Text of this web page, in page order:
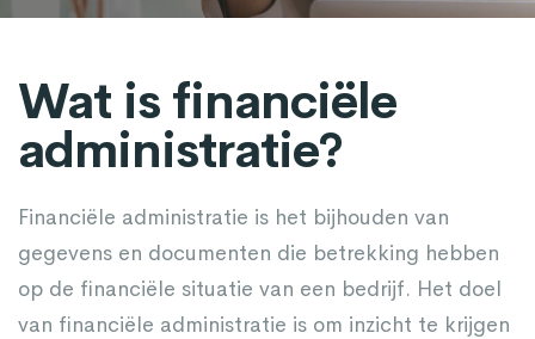
Wat is financiële
administratie?
Financiële administratie is het bijhouden van
gegevens en documenten die betrekking hebben
op de financiële situatie van een bedrijf. Het doel
van financiële administratie is om inzicht te krijgen